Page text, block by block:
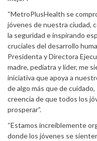
“MetroPlusHealth se
jóvenes de nuestra ciudad,
la seguridad e inspirando
cruciales del desarrollo
Presidenta y Directora
madre, pediatra y líder, me
iniciativa que apoya a
de algo más que de
creencia de que todos los
prosperar”.
“Estamos increíblemente
donde los jóvenes se